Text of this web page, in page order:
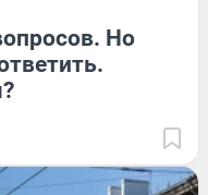
Но